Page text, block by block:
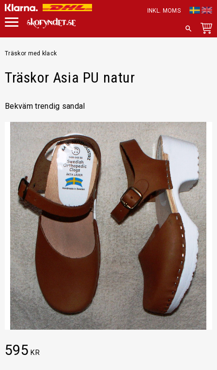
Meny
INKL. MOMS
SÖK
Träskor med klack
Träskor Asia PU natur
Bekväm trendig sandal
595 KR